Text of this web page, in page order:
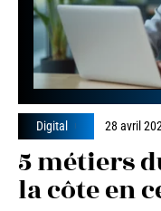
Digital 28 avril
5 métiers
la côte en